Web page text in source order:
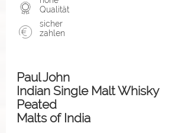
Qualität
sicher
zahlen
Paul John
Indian Single Malt Whisky
Peated
Malts of India